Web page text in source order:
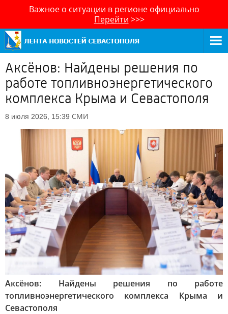
Важное о ситуации в регионе официально
Перейти >>>
Аксёнов: Найдены решения по
работе топливноэнергетического
комплекса Крыма и Севастополя
8 июля 2026, 15:39 СМИ
Аксёнов: Найдены решения по работе
топливноэнергетического комплекса Крыма и
Севастополя